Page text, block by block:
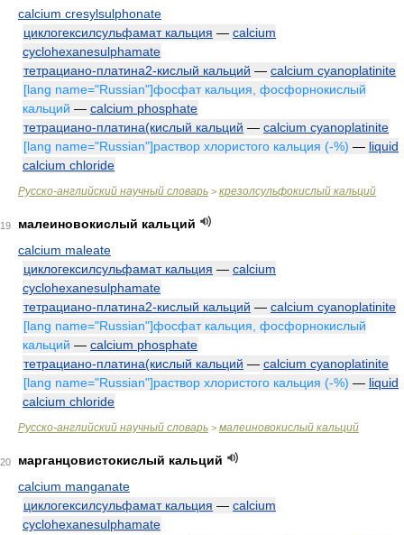
calcium cresylsulphonate
циклогексилсульфамат кальция — calcium
cyclohexanesulphamate
тетрациано-платина2-кислый кальций — calcium cyanoplatinite
[lang name="Russian"]фосфат кальция, фосфорнокислый
кальций — calcium phosphate
тетрациано-платина(кислый кальций — calcium cyanoplatinite
[lang name="Russian"]раствор хлористого кальция (-%) — liquid
calcium chloride
Русско-английский научный словарь > крезолсульфокислый кальций
19
малеиновокислый кальций
calcium maleate
циклогексилсульфамат кальция — calcium
cyclohexanesulphamate
тетрациано-платина2-кислый кальций — calcium cyanoplatinite
[lang name="Russian"]фосфат кальция, фосфорнокислый
кальций — calcium phosphate
тетрациано-платина(кислый кальций — calcium cyanoplatinite
[lang name="Russian"]раствор хлористого кальция (-%) — liquid
calcium chloride
Русско-английский научный словарь > малеиновокислый кальций
20
марганцовистокислый кальций
calcium manganate
циклогексилсульфамат кальция — calcium
cyclohexanesulphamate